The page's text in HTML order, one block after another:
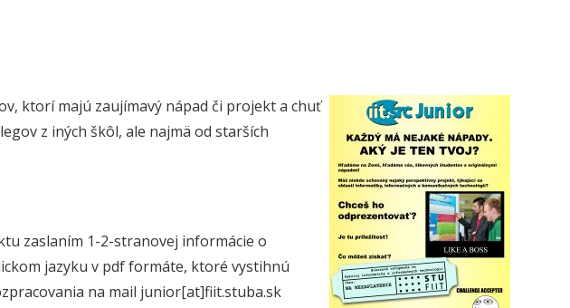
ktorí majú zaujímavý nápad či projekt a chuť
z iných škôl, ale najmä od starších
zaslaním 1-2-stranovej informácie o
jazyku v pdf formáte, ktoré vystihnú
na mail junior[at]fiit.stuba.sk